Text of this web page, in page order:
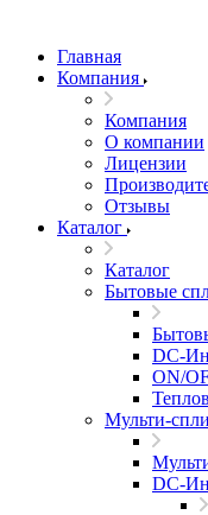
Главная
Компания
Компания
О компании
Лицензии
Отзывы
Каталог
Каталог
Бытовые
DC-
ON/
Мульти-
DC-